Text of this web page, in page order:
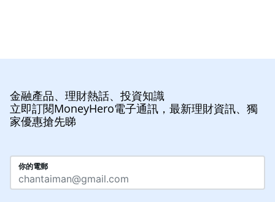
金融產品、理財熱話、投資知識
立即訂閱MoneyHero電子通訊，最新理財資訊、獨
家優惠搶先睇